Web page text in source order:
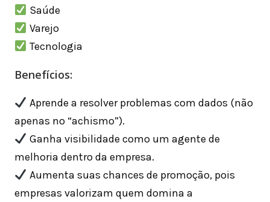
Saúde
Varejo
Tecnologia
Benefícios:
Aprende a resolver problemas com dados (não
apenas no “achismo”).
Ganha visibilidade como um agente de
melhoria dentro da empresa.
Aumenta suas chances de promoção, pois
empresas valorizam quem domina a